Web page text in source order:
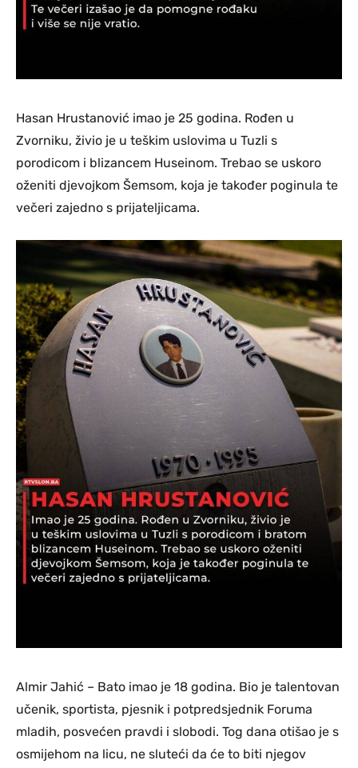
Hasan Hrustanović imao je 25 godina. Rođen u
Zvorniku, živio je u teškim uslovima u Tuzli s
porodicom i blizancem Huseinom. Trebao se uskoro
oženiti djevojkom Šemsom, koja je također poginula te
večeri zajedno s prijateljicama.
Almir Jahić – Bato imao je 18 godina. Bio je talentovan
učenik, sportista, pjesnik i potpredsjednik Foruma
mladih, posvećen pravdi i slobodi. Tog dana otišao je s
osmijehom na licu, ne sluteći da će to biti njegov